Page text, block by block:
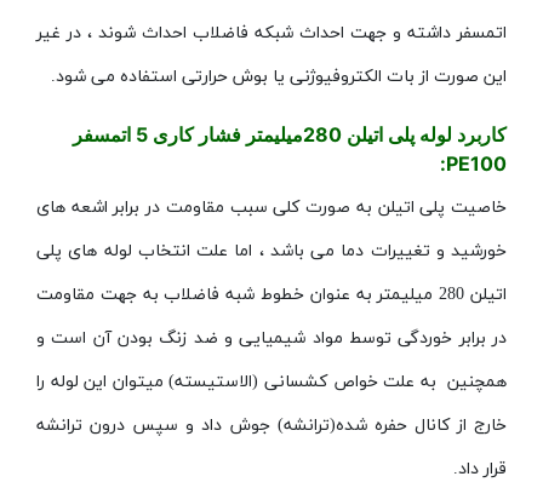
اتمسفر داشته و جهت احداث شبکه فاضلاب احداث شوند ، در غیر
این صورت از بات الکتروفیوژنی یا بوش حرارتی استفاده می شود.
کاربرد لوله پلی اتیلن 280میلیمتر فشار کاری 5 اتمسفر
PE100
:
خاصیت پلی اتیلن به صورت کلی سبب مقاومت در برابر اشعه های
خورشید و تغییرات دما می باشد ، اما علت انتخاب لوله های پلی
اتیلن 280 میلیمتر به عنوان خطوط شبه فاضلاب به جهت مقاومت
در برابر خوردگی توسط مواد شیمیایی و ضد زنگ بودن آن است و
همچنین به علت خواص کشسانی (الاستیسته) میتوان این لوله را
خارج از کانال حفره شده(ترانشه) جوش داد و سپس درون ترانشه
قرار داد.